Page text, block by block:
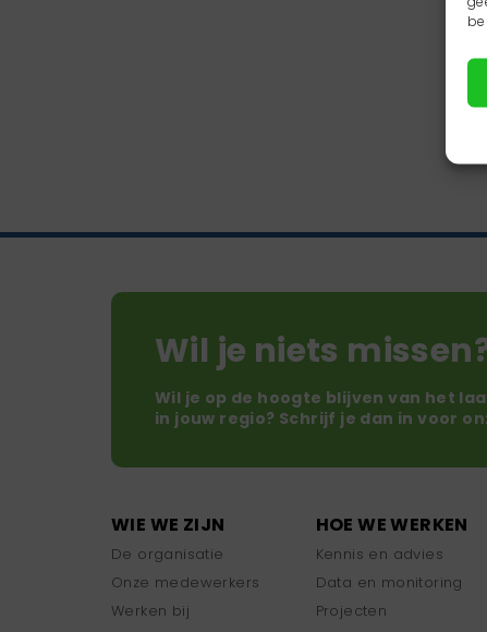
Wil je niets
Wil je op de hoogte blijven van het
in jouw regio? Schrijf je dan in voor
WIE WE ZIJN
De organisatie
Onze medewerkers
Werken bij
HOE WE WERKEN
Kennis en advies
Data en monitoring
Projecten